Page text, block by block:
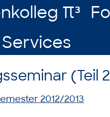
π³
Services
(Teil
2012/2013